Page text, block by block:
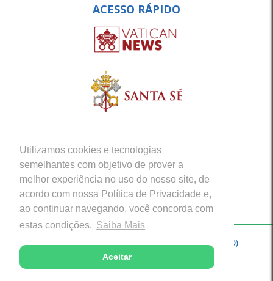
Utilizamos cookies e tecnologias
semelhantes com objetivo de prover a
melhor experiência no uso do nosso site, de
acordo com nossa Política de Privacidade e,
ao continuar navegando, você concorda com
estas condições. Saiba Mais
Aceitar
ACESSO RÁPIDO
Copyright © 2026 - Arquidiocese de Porto Velho (RO)
Desenvolvido com excelência por